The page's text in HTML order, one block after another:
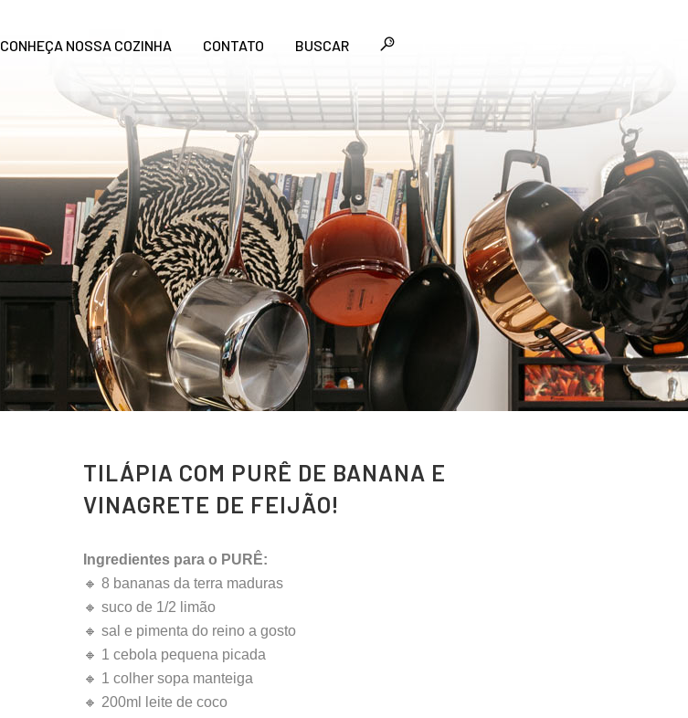
CONHEÇA NOSSA COZINHA CONTATO BUSCAR
TILÁPIA COM PURÊ DE BANANA E
VINAGRETE DE FEIJÃO!
Ingredientes para o PURÊ:
🔸 8 bananas da terra maduras
🔸 suco de 1/2 limão
🔸 sal e pimenta do reino a gosto
🔸 1 cebola pequena picada
🔸 1 colher sopa manteiga
🔸 200ml leite de coco